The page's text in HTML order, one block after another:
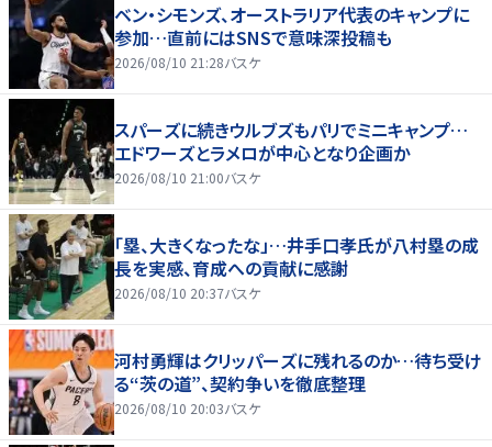
ベン・シモンズ、オーストラリア代表のキャンプに
参加…直前にはSNSで意味深投稿も
2026/08/10 21:28バスケ
スパーズに続きウルブズもパリでミニキャンプ…
エドワーズとラメロが中心となり企画か
2026/08/10 21:00バスケ
「塁、大きくなったな」…井手口孝氏が八村塁の成
長を実感、育成への貢献に感謝
2026/08/10 20:37バスケ
河村勇輝はクリッパーズに残れるのか…待ち受け
る“茨の道”、契約争いを徹底整理
2026/08/10 20:03バスケ